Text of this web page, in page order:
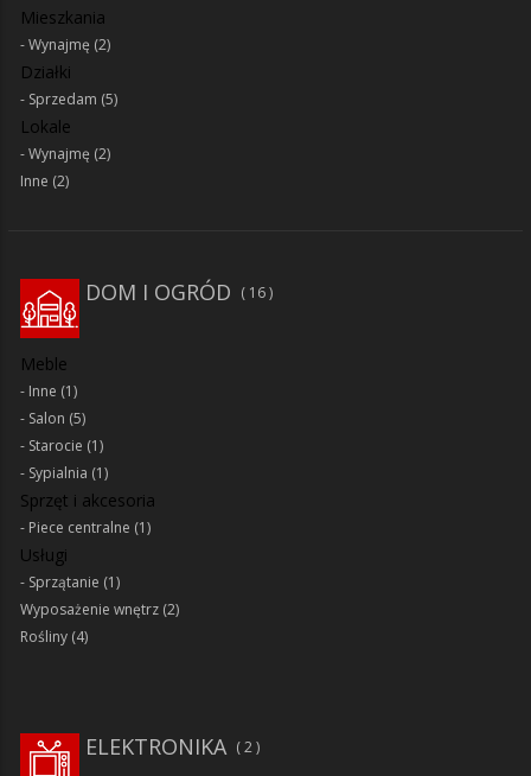
Mieszkania
Wynajmę (2)
Działki
Sprzedam (5)
Lokale
Wynajmę (2)
Inne (2)
DOM I OGRÓD 16
Meble
Inne (1)
Salon (5)
Starocie (1)
Sypialnia (1)
Sprzęt i akcesoria
Piece centralne (1)
Usługi
Sprzątanie (1)
Wyposażenie wnętrz (2)
Rośliny (4)
2
ELEKTRONIKA